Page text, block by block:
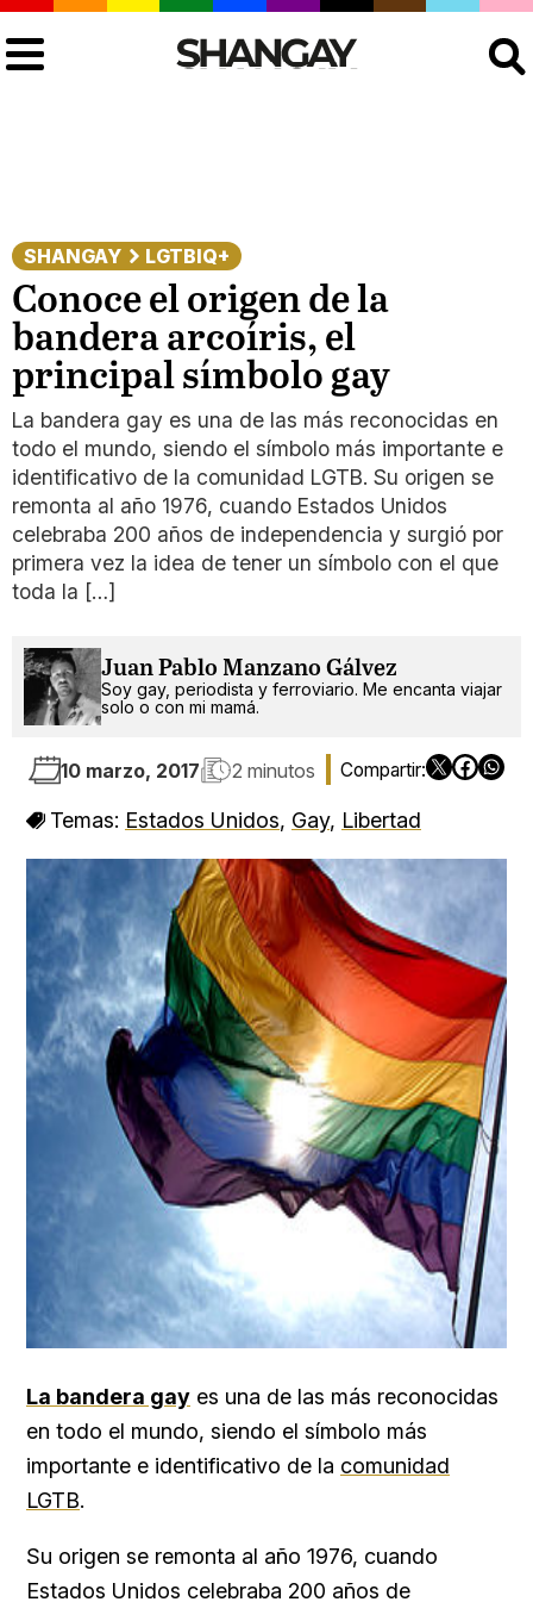
SHANGAY LGTBIQ+
Conoce el origen de la
bandera arcoíris, el
principal símbolo gay
La bandera gay es una de las más reconocidas en
todo el mundo, siendo el símbolo más importante e
identificativo de la comunidad LGTB. Su origen se
remonta al año 1976, cuando Estados Unidos
celebraba 200 años de independencia y surgió por
primera vez la idea de tener un símbolo con el que
toda la […]
Juan Pablo Manzano Gálvez
Soy gay, periodista y ferroviario. Me encanta viajar
solo o con mi mamá.
10 marzo, 2017 2 minutos
Temas: Estados Unidos, Gay, Libertad
La bandera gay es una de las más reconocidas
en todo el mundo, siendo el símbolo más
importante e identificativo de la comunidad
LGTB.
Su origen se remonta al año 1976, cuando
Estados Unidos celebraba 200 años de